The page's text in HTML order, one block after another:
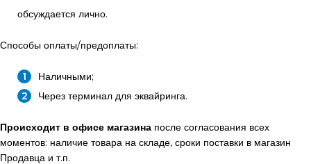
обсуждается лично.
Способы оплаты/предоплаты:
Наличными;
Через терминал для эквайринга.
Происходит в офисе магазина после согласования всех
моментов: наличие товара на складе, сроки поставки в магазин
Продавца и т.п.